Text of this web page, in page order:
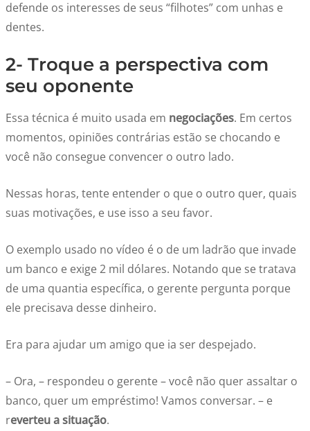
defende os interesses de seus “filhotes” com unhas e
dentes.
2- Troque a perspectiva com
seu oponente
Essa técnica é muito usada em negociações. Em certos
momentos, opiniões contrárias estão se chocando e
você não consegue convencer o outro lado.
Nessas horas, tente entender o que o outro quer, quais
suas motivações, e use isso a seu favor.
O exemplo usado no vídeo é o de um ladrão que invade
um banco e exige 2 mil dólares. Notando que se tratava
de uma quantia específica, o gerente pergunta porque
ele precisava desse dinheiro.
Era para ajudar um amigo que ia ser despejado.
– Ora, – respondeu o gerente – você não quer assaltar o
banco, quer um empréstimo! Vamos conversar. – e
reverteu a situação.